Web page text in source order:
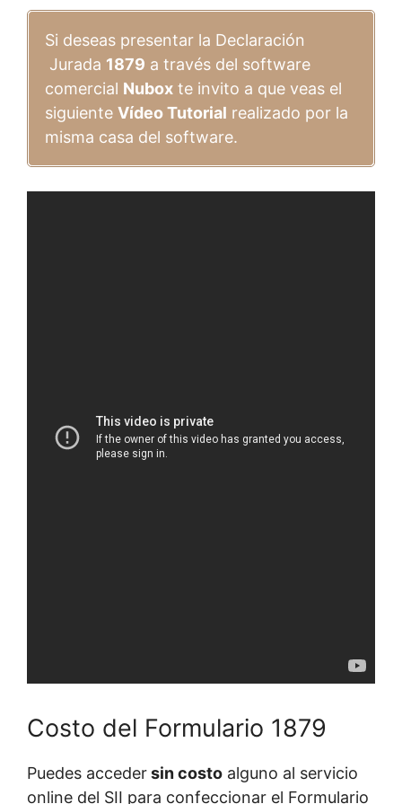
Si deseas presentar la Declaración
Jurada 1879 a través del software
comercial Nubox te invito a que veas el
siguiente Vídeo Tutorial realizado por la
misma casa del software.
Costo del Formulario 1879
Puedes accedersin costo alguno al servicio
online del SII para confeccionar el Formulario